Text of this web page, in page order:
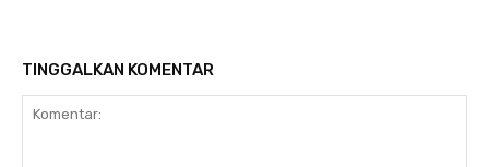
TINGGALKAN KOMENTAR